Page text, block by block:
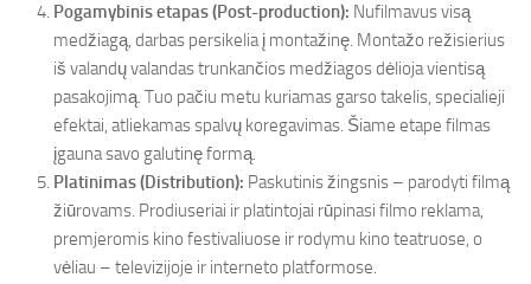
Pogamybinis etapas (Post-production): Nufilmavus visą
medžiagą, darbas persikelia į montažinę. Montažo režisierius
iš valandų valandas trunkančios medžiagos dėlioja vientisą
pasakojimą. Tuo pačiu metu kuriamas garso takelis, specialieji
efektai, atliekamas spalvų koregavimas. Šiame etape filmas
įgauna savo galutinę formą.
Platinimas (Distribution): Paskutinis žingsnis – parodyti filmą
žiūrovams. Prodiuseriai ir platintojai rūpinasi filmo reklama,
premjeromis kino festivaliuose ir rodymu kino teatruose, o
vėliau – televizijoje ir interneto platformose.